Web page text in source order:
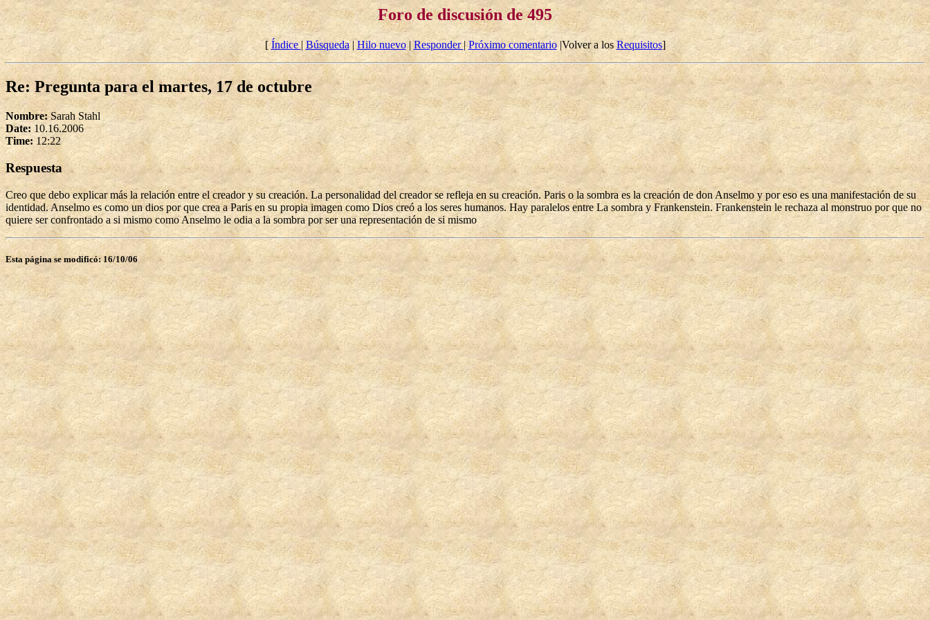
Foro de discusión de 495
[Índice| Búsqueda|Hilo nuevo| Responder|Próximo comentario|Volver a losRequisitos]
Re: Pregunta para el martes, 17 de octubre
Nombre:Sarah Stahl
Date: 10.16.2006
Time: 12:22
Respuesta
Creo que debo explicar más la relación entre el creador y su creación. La personalidad del creador se refleja en su creación. Paris o la sombra es la creación de don Anselmo y por eso es una manifestación de su
identidad. Anselmo es como un dios por que crea a Paris en su propia imagen como Dios creó a los seres humanos. Hay paralelos entre La sombra y Frankenstein. Frankenstein le rechaza al monstruo por que no
quiere ser confrontado a si mismo como Anselmo le odia a la sombra por ser una representación de si mismo
Esta página se modificó: 16/10/06